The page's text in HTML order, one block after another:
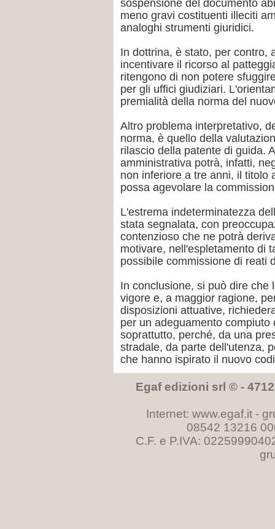
sospensione del documento
meno gravi costituenti illeciti
analoghi strumenti giuridici.
In dottrina, è stato, per contro,
incentivare il ricorso al
ritengono di non potere
per gli uffici giudiziari.
premialità della norma del
Altro problema interpretativo,
norma, è quello della
rilascio della patente di guida.
amministrativa potrà, infatti,
non inferiore a tre anni, il titolo
possa agevolare la
L'estrema indeterminatezza
stata segnalata, con
contenzioso che ne potrà
motivare, nell'espletamento di
possibile commissione di reati
In conclusione, si può dire che
vigore e, a maggior ragione,
disposizioni attuative,
per un adeguamento
soprattutto, perché, da una
stradale, da parte dell'utenza,
che hanno ispirato il nuovo
Egaf edizioni srl © -
Internet: www.egaf.it -
08542 13216
C.F. e P.IVA: